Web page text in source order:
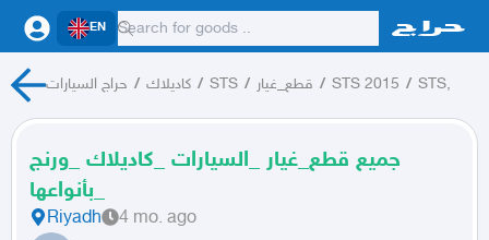
EN
حراج السيارات / كاديلاك / STS / قطع_غيار / STS 2015 / STS,
جميع قطع_غيار _السيارات _كاديلاك _ورنج
_بأنواعها
Riyadh 4 mo. ago